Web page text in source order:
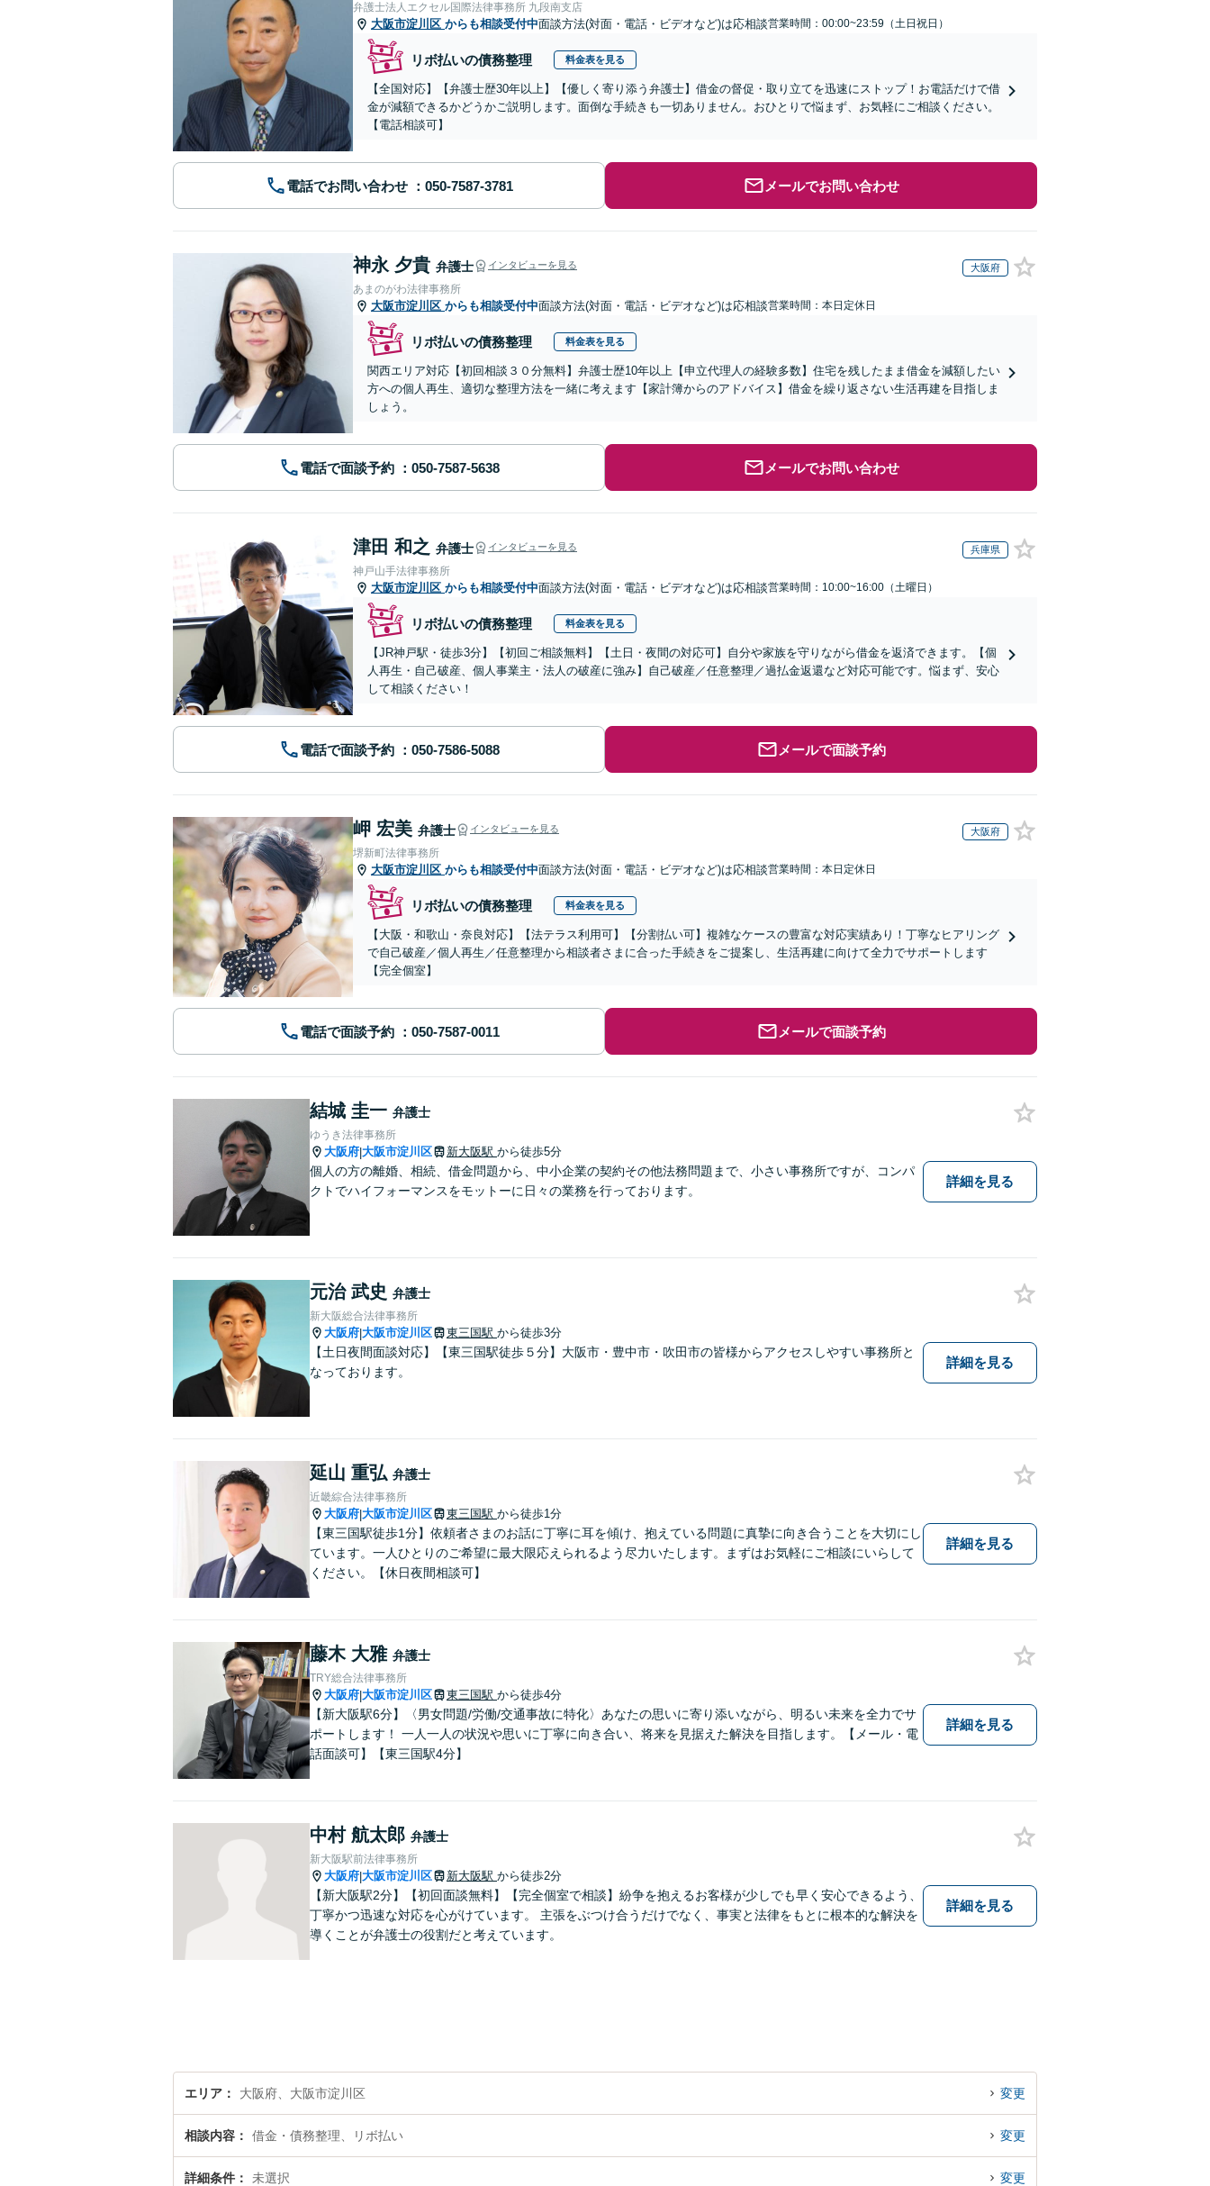
弁護士法人エクセル国際法律事務所 九段南支店
大阪市淀川区 からも相談受付中面談方法(対面・電話・ビデオなど)は応相談営業時間：00:00~23:59（土日祝日）
リボ払いの債務整理 料金表を見る
【全国対応】【弁護士歴30年以上】【優しく寄り添う弁護士】借金の督促・取り立てを迅速にストップ！お電話だけで借
金が減額できるかどうかご説明します。面倒な手続きも一切ありません。おひとりで悩まず、お気軽にご相談ください。
【電話相談可】
電話でお問い合わせ メールでお問い合わせ
神永 夕貴 弁護士 インタビューを見る 大阪府
あまのがわ法律事務所
大阪市淀川区 からも相談受付中面談方法(対面・電話・ビデオなど)は応相談営業時間：本日定休日
リボ払いの債務整理 料金表を見る
関西エリア対応【初回相談３０分無料】弁護士歴10年以上【申立代理人の経験多数】住宅を残したまま借金を減額したい
方への個人再生、適切な整理方法を一緒に考えます【家計簿からのアドバイス】借金を繰り返さない生活再建を目指しま
しょう。
電話で面談予約 メールでお問い合わせ
津田 和之 弁護士 インタビューを見る 兵庫県
神戸山手法律事務所
大阪市淀川区 からも相談受付中面談方法(対面・電話・ビデオなど)は応相談営業時間：10:00~16:00（土曜日）
リボ払いの債務整理 料金表を見る
【JR神戸駅・徒歩3分】【初回ご相談無料】【土日・夜間の対応可】自分や家族を守りながら借金を返済できます。【個
人再生・自己破産、個人事業主・法人の破産に強み】自己破産／任意整理／過払金返還など対応可能です。悩まず、安心
して相談ください！
電話で面談予約 メールで面談予約
岬 宏美 弁護士 インタビューを見る 大阪府
堺新町法律事務所
大阪市淀川区 からも相談受付中面談方法(対面・電話・ビデオなど)は応相談営業時間：本日定休日
リボ払いの債務整理 料金表を見る
【大阪・和歌山・奈良対応】【法テラス利用可】【分割払い可】複雑なケースの豊富な対応実績あり！丁寧なヒアリング
で自己破産／個人再生／任意整理から相談者さまに合った手続きをご提案し、生活再建に向けて全力でサポートします
【完全個室】
電話で面談予約 メールで面談予約
結城 圭一 弁護士
ゆうき法律事務所
大阪府|大阪市淀川区 新大阪駅 から徒歩5分
個人の方の離婚、相続、借金問題から、中小企業の契約その他法務問題まで、小さい事務所ですが、コンパ
クトでハイフォーマンスをモットーに日々の業務を行っております。
詳細を見る
元治 武史 弁護士
新大阪総合法律事務所
大阪府|大阪市淀川区 東三国駅 から徒歩3分
【土日夜間面談対応】【東三国駅徒歩５分】大阪市・豊中市・吹田市の皆様からアクセスしやすい事務所と
なっております。
詳細を見る
延山 重弘 弁護士
近畿綜合法律事務所
大阪府|大阪市淀川区 東三国駅 から徒歩1分
【東三国駅徒歩1分】依頼者さまのお話に丁寧に耳を傾け、抱えている問題に真摯に向き合うことを大切にし
ています。一人ひとりのご希望に最大限応えられるよう尽力いたします。まずはお気軽にご相談にいらして
ください。【休日夜間相談可】
詳細を見る
藤木 大雅 弁護士
TRY総合法律事務所
大阪府|大阪市淀川区 東三国駅 から徒歩4分
【新大阪駅6分】〈男女問題/労働/交通事故に特化〉あなたの思いに寄り添いながら、明るい未来を全力でサ
ポートします！ 一人一人の状況や思いに丁寧に向き合い、将来を見据えた解決を目指します。【メール・電
話面談可】【東三国駅4分】
詳細を見る
中村 航太郎 弁護士
新大阪駅前法律事務所
大阪府|大阪市淀川区 新大阪駅 から徒歩2分
【新大阪駅2分】【初回面談無料】【完全個室で相談】紛争を抱えるお客様が少しでも早く安心できるよう、
丁寧かつ迅速な対応を心がけています。 主張をぶつけ合うだけでなく、事実と法律をもとに根本的な解決を
導くことが弁護士の役割だと考えています。
詳細を見る
エリア 大阪府、大阪市淀川区 変更
相談内容 借金・債務整理、リボ払い 変更
詳細条件 未選択 変更